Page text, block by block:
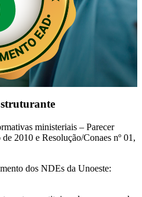
ministeriais – Parecer
2010 e Resolução/Conaes nº 01,
dos NDEs da Unoeste: